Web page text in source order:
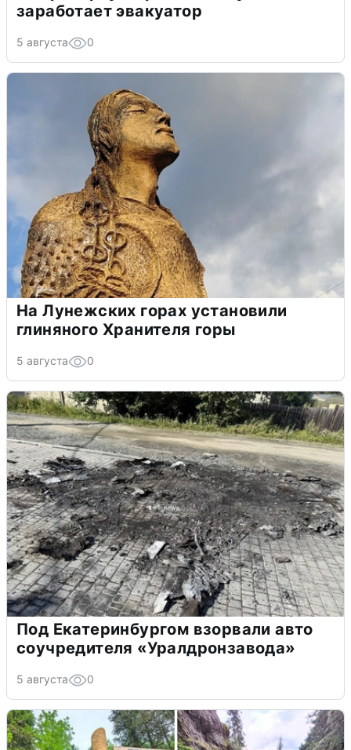
заработает эвакуатор
5 августа 0
На Лунежских горах установили
глиняного Хранителя горы
5 августа 0
Под Екатеринбургом взорвали авто
соучредителя «Уралдронзавода»
5 августа 0